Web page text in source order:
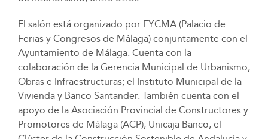
El salón está organizado por FYCMA (Palacio de
Ferias y Congresos de Málaga) conjuntamente con el
Ayuntamiento de Málaga. Cuenta con la
colaboración de la Gerencia Municipal de Urbanismo,
Obras e Infraestructuras; el Instituto Municipal de la
Vivienda y Banco Santander. También cuenta con el
apoyo de la Asociación Provincial de Constructores y
Promotores de Málaga (ACP), Unicaja Banco, el